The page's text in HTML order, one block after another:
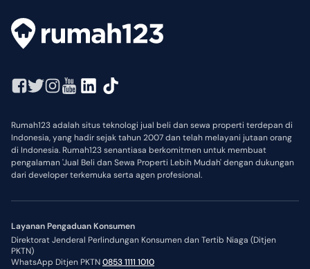
Rumah123 adalah situs teknologi jual beli dan sewa properti terdepan di
Indonesia, yang hadir sejak tahun 2007 dan telah melayani jutaan orang
di Indonesia. Rumah123 senantiasa berkomitmen untuk membuat
pengalaman 'Jual Beli dan Sewa Properti Lebih Mudah' dengan dukungan
dari developer terkemuka serta agen profesional.
Layanan Pengaduan Konsumen
Direktorat Jenderal Perlindungan Konsumen dan Tertib Niaga (Ditjen
PKTN)
WhatsApp Ditjen PKTN0853 1111 1010